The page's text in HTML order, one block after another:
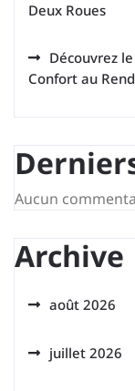
Deux Roues
Découvrez
Confort au
Aucun
Archive
août 2026
juillet 2026